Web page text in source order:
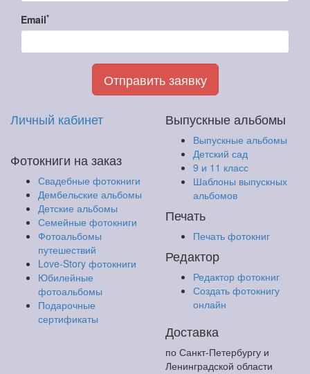
Email*
Отправить заявку
Личный кабинет
Фотокниги на заказ
Свадебные фотокниги
Дембельские альбомы
Детские альбомы
Семейные фотокниги
Фотоальбомы
путешествий
Love-Story фотокниги
Юбилейные
фотоальбомы
Подарочные
сертификаты
Выпускные альбомы
Выпускные альбомы
Детский сад
9 и 11 класс
Шаблоны выпускных
альбомов
Печать
Печать фотокниг
Редактор
Редактор фотокниг
Создать фотокнигу
онлайн
Доставка
по Санкт-Петербургу и
Ленинградской области